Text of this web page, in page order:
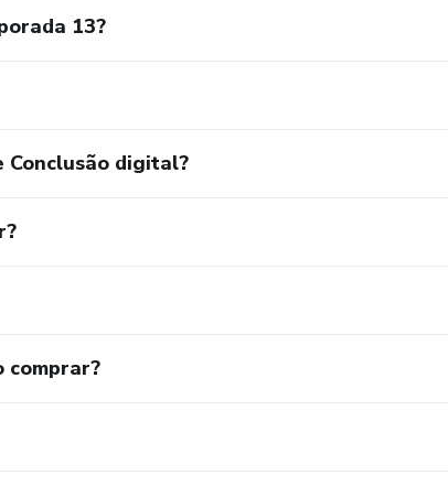
13?
Conclusão digital?
comprar?